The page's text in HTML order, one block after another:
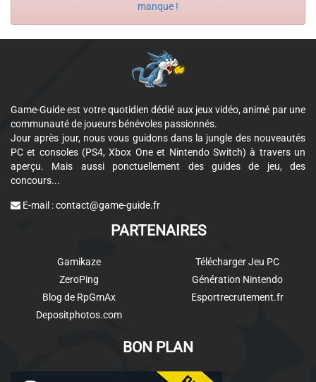
manque !
Game-Guide est votre quotidien dédié aux jeux vidéo, animé par une
communauté de joueurs bénévoles passionnés.
Jour après jour, nous vous guidons dans la jungle des nouveautés
PC et consoles (PS4, Xbox One et Nintendo Switch) à travers un
aperçu. Mais aussi ponctuellement des guides de jeu, des
concours...
E-mail :contact@game-guide.fr
PARTENAIRES
Gamikaze
ZeroPing
Blog de RpGmAx
Depositphotos.com
Télécharger Jeu PC
Génération Nintendo
Esportrecrutement.fr
BON PLAN